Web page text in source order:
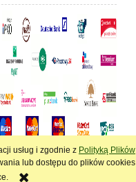
usług i zgodnie z Polityką Plików
lub dostępu do plików cookies
strony